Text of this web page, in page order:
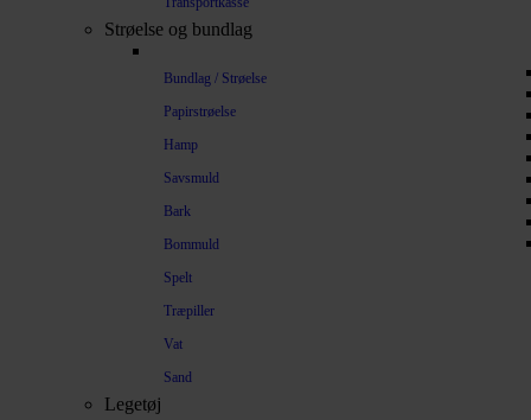
Strøelse og bundlag
Bundlag / Strøelse
Papirstrøelse
Hamp
Savsmuld
Bark
Bommuld
Spelt
Træpiller
Vat
Sand
Legetøj